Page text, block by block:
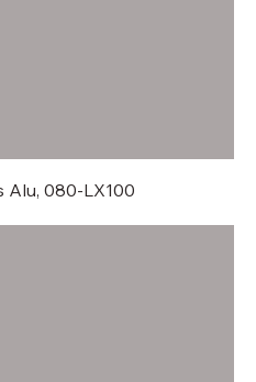
Alu, 080-LX100